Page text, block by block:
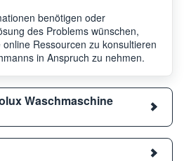
benötigen oder
des Problems wünschen,
Ressourcen zu konsultieren
in Anspruch zu nehmen.
Waschmaschine